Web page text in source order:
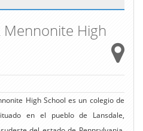
High
High School es un colegio de
en el pueblo de Lansdale,